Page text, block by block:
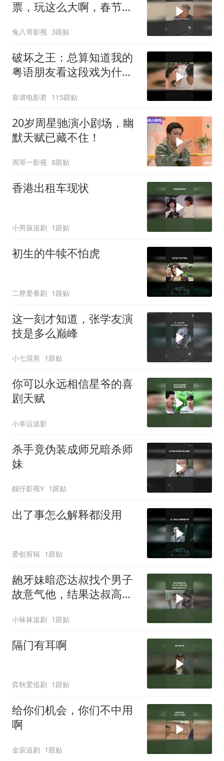
票，玩这么大啊，春节档
兔八哥影视 3跟贴
破坏之王：总算知道我的
粤语朋友看这段戏为什么
靠谱电影君 115跟贴
20岁周星驰演小剧场，幽
默天赋已藏不住！
周哥一影视 8跟贴
香港出租车现状
小男孩追剧 1跟贴
初生的牛犊不怕虎
二胖爱看剧 1跟贴
这一刻才知道，张学友演
技是多么巅峰
小七混剪 1跟贴
你可以永远相信星爷的喜
剧天赋
小幸运追影
杀手竟伪装成师兄暗杀师
妹
靓仔影视Y 1跟贴
出了事怎么解释都没用
爱创剪辑 1跟贴
龅牙妹暗恋达叔找个男子
故意气他，结果达叔高兴
小袜袜追剧 1跟贴
隔门有耳啊
弈秋爱追剧 1跟贴
给你们机会，你们不中用
啊
金宸追剧 1跟贴